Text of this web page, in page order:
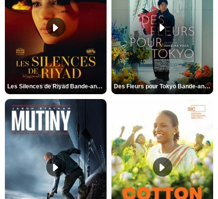
Les Silences de Riyad Bande-annonce VO STFR Des Fleurs pour Tokyo Bande-annonce VO STFR